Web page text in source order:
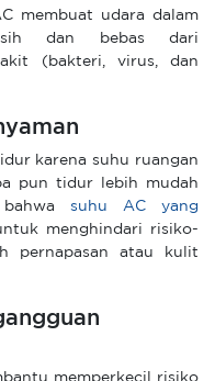
membuat udara dalam
dan bebas dari
(bakteri, virus, dan
karena suhu ruangan
pun tidur lebih mudah
bahwa suhu AC yang
menghindari risiko-
pernapasan atau kulit
memperkecil risiko